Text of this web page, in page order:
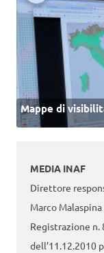
Mappe di
MEDIA INAF
Direttore
Marco Malaspina
Registrazione n.
dell’11.12.2010